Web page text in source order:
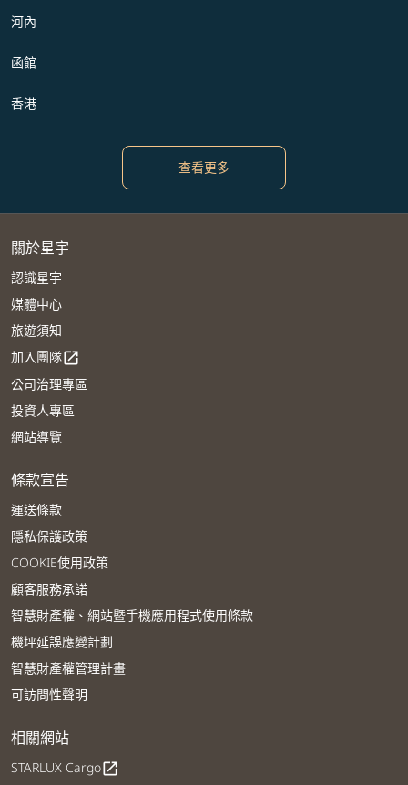
河內
函館
香港
查看更多
關於星宇
認識星宇
媒體中心
旅遊須知
加入團隊open_in_new
公司治理專區
投資人專區
網站導覽
條款宣告
運送條款
隱私保護政策
COOKIE使用政策
顧客服務承諾
智慧財產權、網站暨手機應用程式使用條款
機坪延誤應變計劃
智慧財產權管理計畫
可訪問性聲明
相關網站
STARLUX Cargoopen_in_new